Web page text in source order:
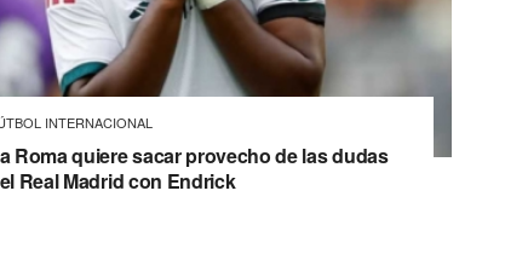
INTERNACIONAL
Roma quiere sacar provecho de las dudas
Real Madrid con Endrick